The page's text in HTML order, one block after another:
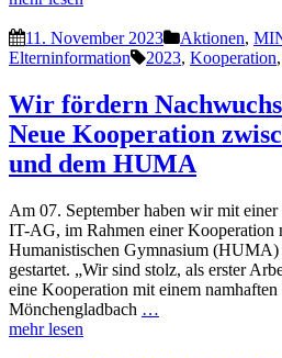
11. November 2023 Aktionen,
Elterninformation
2023, Kooperation,
Wir fördern
Neue Kooperation
und dem HUMA
Am 07. September haben wir mit
IT-AG, im Rahmen einer Kooperation
Humanistischen Gymnasium (HUMA)
gestartet. „Wir sind stolz, als erster
eine Kooperation mit einem
Mönchengladbach …
mehr lesen